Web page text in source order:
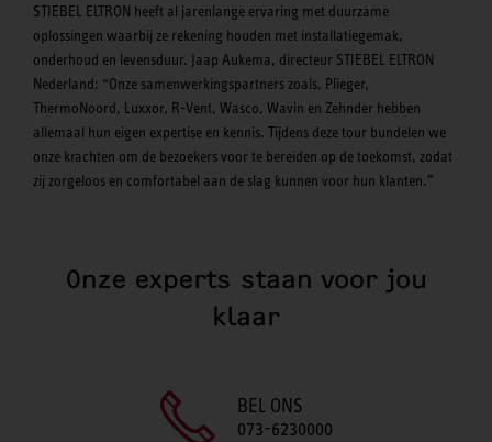
STIEBEL ELTRON heeft al jarenlange ervaring met duurzame
oplossingen waarbij ze rekening houden met installatiegemak,
onderhoud en levensduur. Jaap Aukema, directeur STIEBEL ELTRON
Nederland: “Onze samenwerkingspartners zoals, Plieger,
ThermoNoord, Luxxor, R-Vent, Wasco, Wavin en Zehnder hebben
allemaal hun eigen expertise en kennis. Tijdens deze tour bundelen we
onze krachten om de bezoekers voor te bereiden op de toekomst, zodat
zij zorgeloos en comfortabel aan de slag kunnen voor hun klanten.”
Onze experts staan voor jou
klaar
BEL ONS
073-6230000